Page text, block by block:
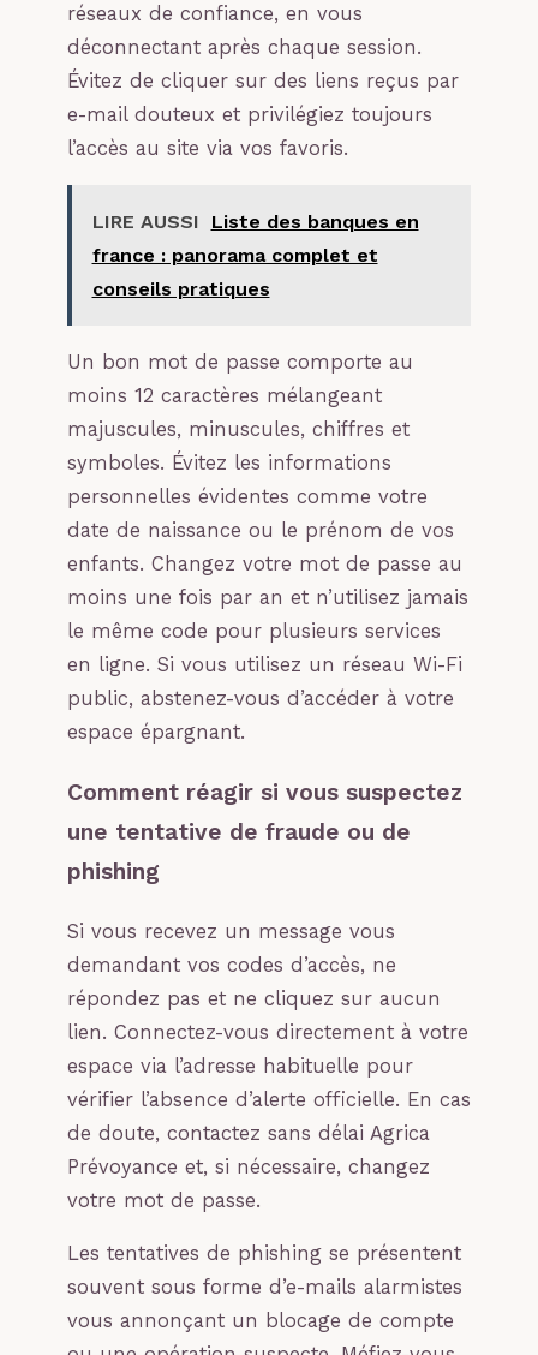
réseaux de confiance, en vous
déconnectant après chaque session.
Évitez de cliquer sur des liens reçus par
e-mail douteux et privilégiez toujours
l’accès au site via vos favoris.
LIRE AUSSI
Liste des banques en
france : panorama complet et
conseils pratiques
Un bon mot de passe comporte au
moins 12 caractères mélangeant
majuscules, minuscules, chiffres et
symboles. Évitez les informations
personnelles évidentes comme votre
date de naissance ou le prénom de vos
enfants. Changez votre mot de passe au
moins une fois par an et n’utilisez jamais
le même code pour plusieurs services
en ligne. Si vous utilisez un réseau Wi-Fi
public, abstenez-vous d’accéder à votre
espace épargnant.
Comment réagir si vous suspectez
une tentative de fraude ou de
phishing
Si vous recevez un message vous
demandant vos codes d’accès, ne
répondez pas et ne cliquez sur aucun
lien. Connectez-vous directement à votre
espace via l’adresse habituelle pour
vérifier l’absence d’alerte officielle. En cas
de doute, contactez sans délai Agrica
Prévoyance et, si nécessaire, changez
votre mot de passe.
Les tentatives de phishing se présentent
souvent sous forme d’e-mails alarmistes
vous annonçant un blocage de compte